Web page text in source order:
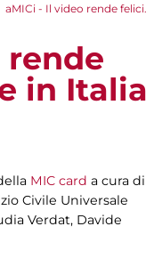
aMICi - Il video rende felici.
rende
in Italia
MIC card a cura di
Civile Universale
Verdat, Davide